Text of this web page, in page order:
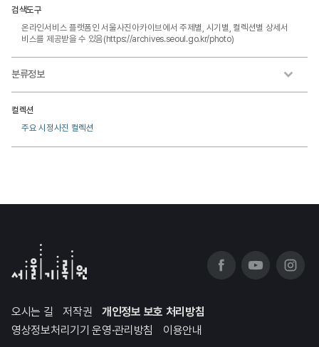
검색도구
온라인서비스 플랫폼인 서울사진아카이브에서 주제별, 시기별, 컬렉션별 상세서
비스를 제공받을 수 있음(https://archives.seoul.go.kr/photo)
분류정보
컬렉션
주요 시정사진 컬렉션
오시는 길 저작권
개인정보 보호 처리방침
영상정보처리기기 운영·관리방침
이용안내